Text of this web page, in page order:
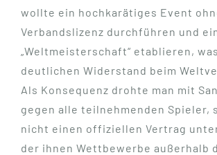
wollte ein hochkarätiges Event
Verbandslizenz durchführen und
„Weltmeisterschaft“ etablieren,
deutlichen Widerstand beim
Als Konsequenz drohte man mit
gegen alle teilnehmenden Spieler,
nicht einen offiziellen Vertrag
der ihnen Wettbewerbe außerhalb